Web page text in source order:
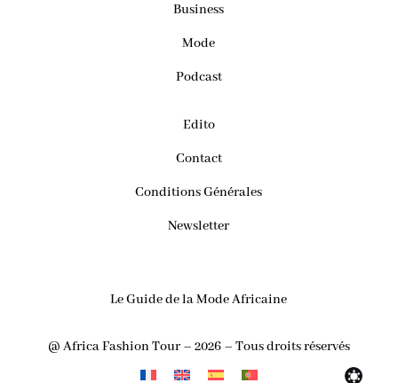
Business
Mode
Podcast
Edito
Contact
Conditions Générales
Newsletter
Le Guide de la Mode Africaine
@ Africa Fashion Tour – 2026 – Tous droits réservés